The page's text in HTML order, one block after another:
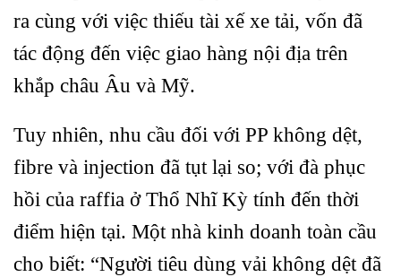
ra cùng với việc thiếu tài xế xe tải, vốn đã
tác động đến việc giao hàng nội địa trên
khắp châu Âu và Mỹ.
Tuy nhiên, nhu cầu đối với PP không dệt,
fibre và injection đã tụt lại so; với đà phục
hồi của raffia ở Thổ Nhĩ Kỳ tính đến thời
điểm hiện tại. Một nhà kinh doanh toàn cầu
cho biết: “Người tiêu dùng vải không dệt đã